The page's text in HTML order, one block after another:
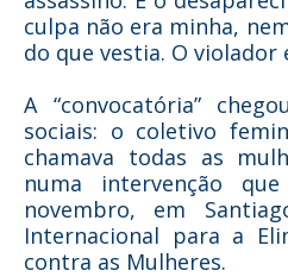
culpa não era minha,
do que vestia. O violador
A “convocatória”
sociais: o coletivo
chamava todas as
numa intervenção
novembro, em
Internacional para a
contra as Mulheres.